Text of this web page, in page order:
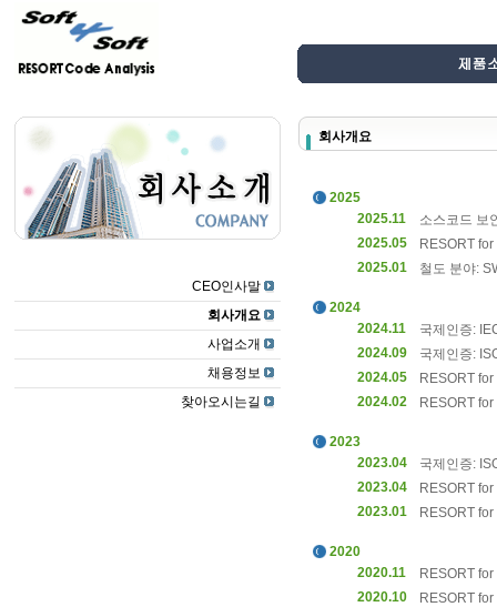
CEO인사말
회사개요
사업소개
채용정보
찾아오시는길
회사개요
2025
2025.11
소스코드 보
2025.05
RESORT
2025.01
철도 분야:
2024
2024.11
국제인증:
2024.09
국제인증:
2024.05
RESORT
2024.02
RESORT
2023
2023.04
국제인증:
2023.04
RESORT
2023.01
RESORT
2020
2020.11
RESORT
2020.10
RESORT